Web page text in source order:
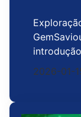
2026-01-